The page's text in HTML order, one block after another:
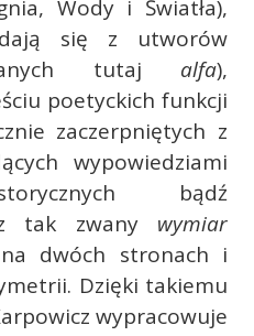
Wody i Światła),
się z utworów
tutaj alfa),
poetyckich funkcji
zaczerpniętych z
wypowiedziami
bądź
tak zwany wymiar
dwóch stronach i
Dzięki takiemu
wypracowuje